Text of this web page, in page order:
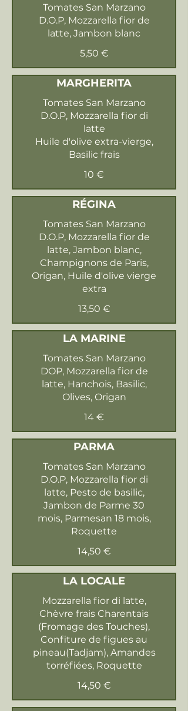
Tomates San Marzano
D.O.P, Mozzarella fior de
latte, Jambon blanc
5,50 €
MARGHERITA
Tomates San Marzano
D.O.P, Mozzarella fior di
latte
Huile d'olive extra-vierge,
Basilic frais
10 €
RÉGINA
Tomates San Marzano
D.O.P, Mozzarella fior de
latte, Jambon blanc,
Champignons de Paris,
Origan, Huile d'olive vierge
extra
13,50 €
LA MARINE
Tomates San Marzano
DOP, Mozzarella fior de
latte, Hanchois, Basilic,
Olives, Origan
14 €
PARMA
Tomates San Marzano
D.O.P, Mozzarella fior di
latte, Pesto de basilic,
Jambon de Parme 30
mois, Parmesan 18 mois,
Roquette
14,50 €
LA LOCALE
Mozzarella fior di latte,
Chèvre frais Charentais
(Fromage des Touches),
Confiture de figues au
pineau(Tadjam), Amandes
torréfiées, Roquette
14,50 €